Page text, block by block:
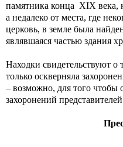
памятника конца XIX века,
а недалеко от места, где
церковь, в земле была
являвшаяся частью здания
Находки свидетельствуют о
только оскверняла
– возможно, для того чтобы
захоронений